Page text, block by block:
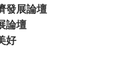
發展論壇
論壇
好